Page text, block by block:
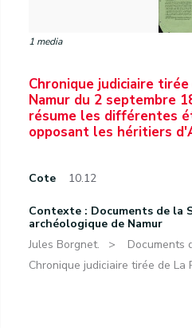
1 media
Chronique judiciaire
Namur du 2 septembre
résume les différentes
opposant les héritiers
Cote 10.12
Contexte : Documents de la
archéologique de Namur
Jules Borgnet.
Documents
Chronique judiciaire tirée de La